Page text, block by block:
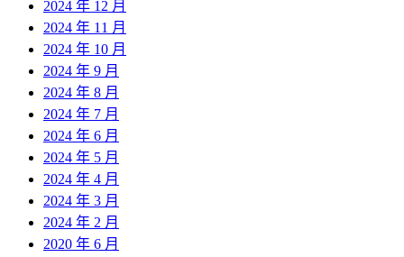
2024 年 12 月
2024 年 11 月
2024 年 10 月
2024 年 9 月
2024 年 8 月
2024 年 7 月
2024 年 6 月
2024 年 5 月
2024 年 4 月
2024 年 3 月
2024 年 2 月
2020 年 6 月